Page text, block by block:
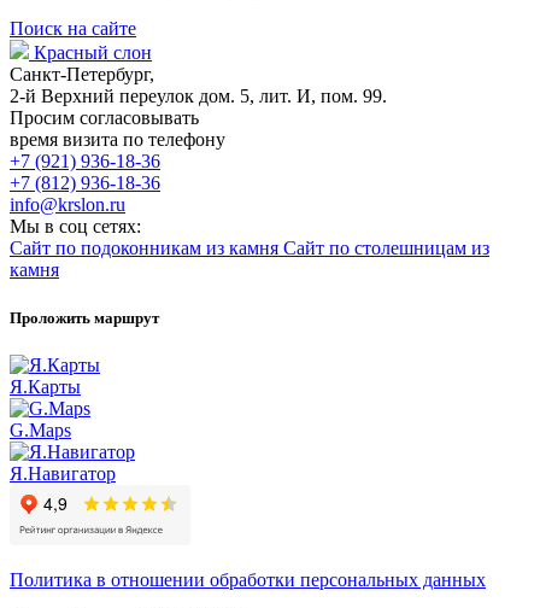
Поиск на сайте
Красный слон
Санкт-Петербург,
2-й Верхний переулок дом. 5, лит. И, пом. 99.
Просим согласовывать
время визита по телефону
+7 (921) 936-18-36
+7 (812) 936-18-36
info@krslon.ru
Мы в соц сетях:
Сайт по подоконникам из камня Сайт по столешницам из
камня
Проложить маршрут
Я.Карты
G.Maps
Я.Навигатор
Политика в отношении обработки персональных данных